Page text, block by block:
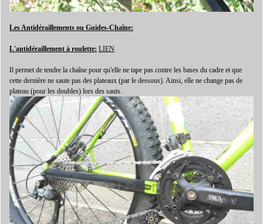
Les Antidéraillements ou Guides-Chaîne:
L'antidéraillement à roulette: LIEN
Il permet de tendre la chaîne pour qu'elle ne tape pas contre les bases du cadre et que
cette dernière ne saute pas des plateaux (par le dessous). Ainsi, elle ne change pas de
plateau (pour les doubles) lors des sauts.